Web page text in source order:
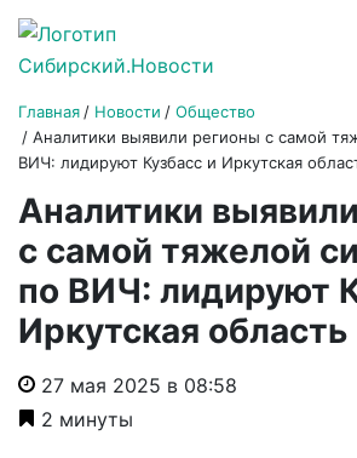
Главная Новости
Общество
Аналитики выявили регионы с самой
ВИЧ: лидируют Кузбасс и Иркутская
Аналитики
с самой тяжелой
по ВИЧ: лидируют
Иркутская область
27 мая 2025 в 08:58
2 минуты